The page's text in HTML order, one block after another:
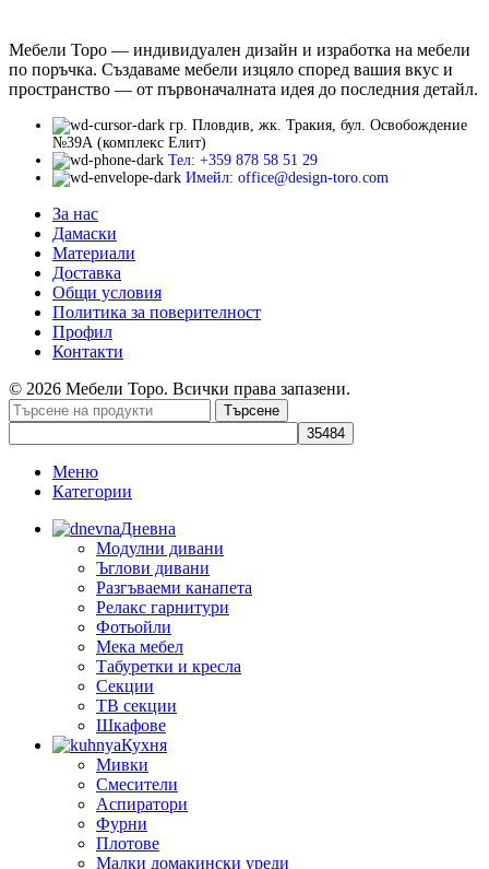
Мебели Торо — индивидуален дизайн и изработка на мебели
по поръчка. Създаваме мебели изцяло според вашия вкус и
пространство — от първоначалната идея до последния детайл.
гр. Пловдив, жк. Тракия, бул. Освобождение
№39А (комплекс Елит)
Тел: +359 878 58 51 29
Имейл: office@design-toro.com
За нас
Дамаски
Материали
Доставка
Общи условия
Политика за поверителност
Профил
Контакти
© 2026 Мебели Торо. Всички права запазени.
Търсене
Меню
Категории
Дневна
Модулни дивани
Ъглови дивани
Разгъваеми канапета
Релакс гарнитури
Фотьойли
Мека мебел
Табуретки и кресла
Секции
ТВ секции
Шкафове
Кухня
Мивки
Смесители
Аспиратори
Фурни
Плотове
Малки домакински уреди